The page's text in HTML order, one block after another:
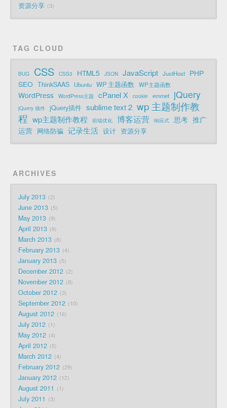
资源分享 3
TAG CLOUD
BUG CSS CSS3 HTML5 JSON JavaScript JustHost
PHP
SEO ThinkSAAS Ubuntu WP 主题函数 WP主题函数
WordPress WordPress主题 cPanel X cookie emmet jQuery
jQuery 插件 jQuery插件 sublime text 2 wp 主题制作教
程 wp主题制作教程 前端优化 博客运营 响应式 思考 推广
运营 网络防骗 记录生活 设计 资源分享
ARCHIVES
July 2013 2
June 2013 5
May 2013 9
April 2013 9
March 2013 8
February 2013 4
January 2013 5
December 2012 2
November 2012 8
October 2012 3
September 2012 10
August 2012 16
July 2012 1
May 2012 4
April 2012 5
March 2012 4
February 2012 29
January 2012 12
August 2011 1
July 2011 3